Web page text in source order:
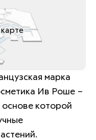
марка
Ив Роше –
основе которой